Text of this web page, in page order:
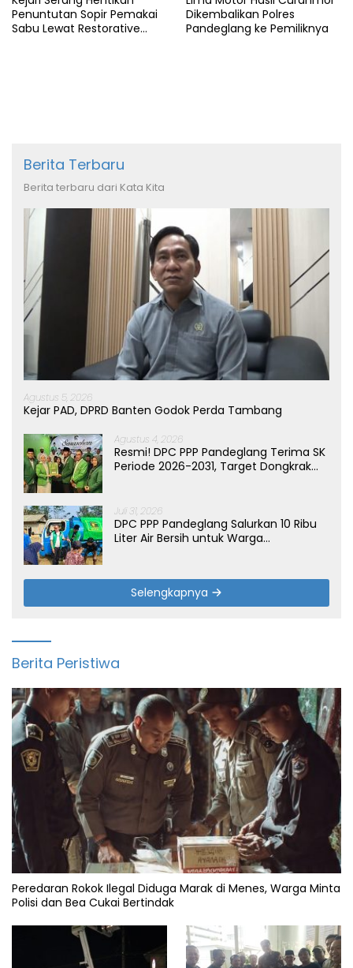
Penuntutan Sopir Pemakai
Sabu Lewat Restorative
Dikembalikan Polres
Pandeglang ke Pemiliknya
Berita Terbaru
Berita terbaru dari Kata Kita
Agustus 5, 2026
Kejar PAD, DPRD Banten Godok Perda Tambang
Agustus 4, 2026
Resmi! DPC PPP Pandeglang Terima SK
Periode 2026-2031, Target Dongkrak
Juli 31, 2026
DPC PPP Pandeglang Salurkan 10 Ribu
Liter Air Bersih untuk Warga
Selengkapnya
Berita Peristiwa
Peredaran Rokok Ilegal Diduga Marak di Menes, Warga Minta
Polisi dan Bea Cukai Bertindak